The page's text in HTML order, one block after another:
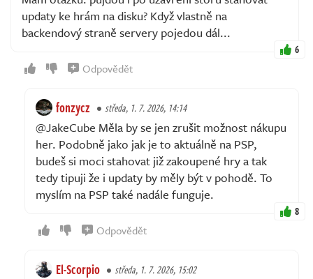
updaty ke hrám na disku? Když vlastně na
backendový straně servery pojedou dál...
6
Odpovědět
fonzycz středa, 1. 7. 2026, 14:14
@JakeCube Měla by se jen zrušit možnost nákupu
her. Podobně jako jak je to aktuálně na PSP,
budeš si moci stahovat již zakoupené hry a tak
tedy tipuji že i updaty by měly být v pohodě. To
myslím na PSP také nadále funguje.
8
Odpovědět
El-Scorpio středa, 1. 7. 2026, 15:02